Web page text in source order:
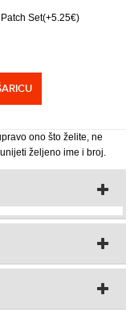
Set(+5.25€)
ono što želite, ne
željeno ime i broj.